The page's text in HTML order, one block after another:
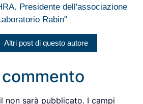
Presidente dell'associazione
Rabin"
Altri post di questo autore
non sarà pubblicato. I campi